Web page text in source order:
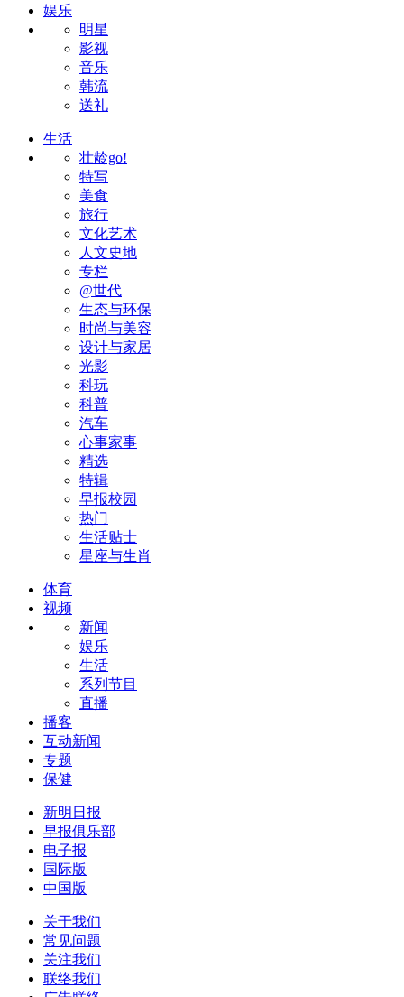
娱乐
明星
影视
音乐
韩流
送礼
生活
壮龄go!
特写
美食
旅行
文化艺术
人文史地
专栏
@世代
生态与环保
时尚与美容
设计与家居
光影
科玩
科普
汽车
心事家事
精选
特辑
早报校园
热门
生活贴士
星座与生肖
体育
视频
新闻
娱乐
生活
系列节目
直播
播客
互动新闻
专题
保健
新明日报
早报俱乐部
电子报
国际版
中国版
关于我们
常见问题
关注我们
联络我们